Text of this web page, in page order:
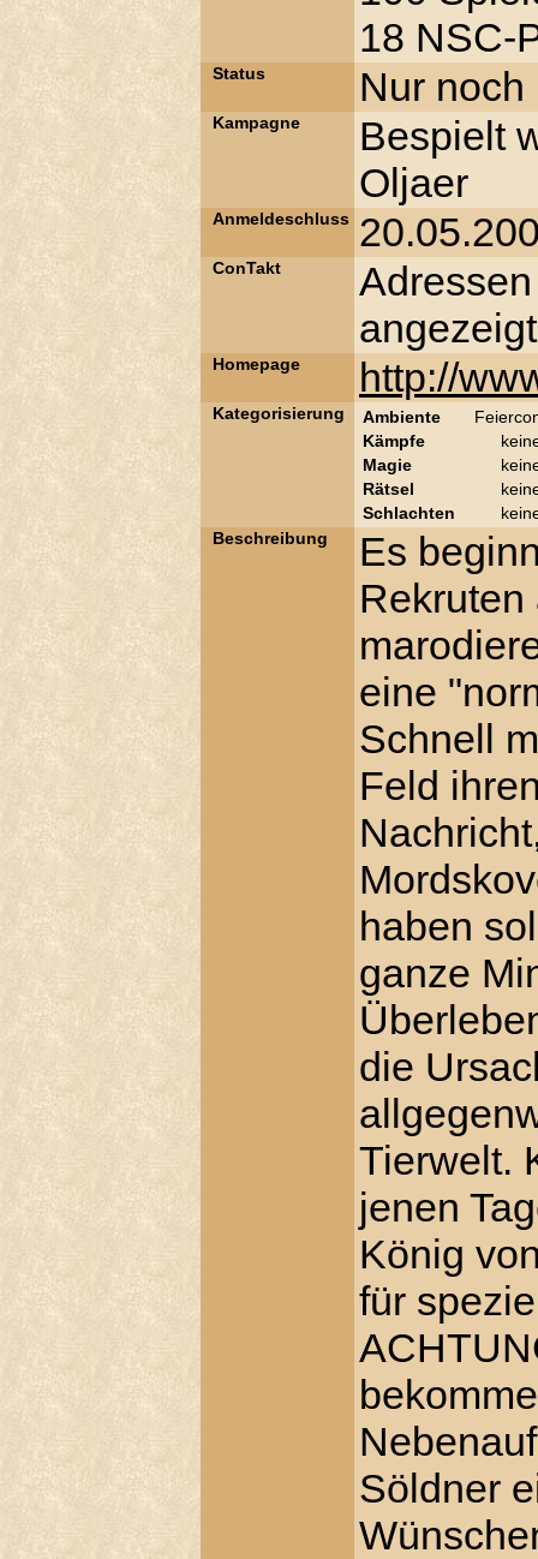
18 NSC-
Status Nur
Kampagne
Bespielt
Oljaer
Anmeldeschluss
ConTakt
angezeigt
Homepage http://
Kategorisierung Ambiente
Kämpfe
Magie
Rätsel
Schlachten
Beschreibung
Es
eine
Schnell
Feld
haben
ganze
die
Tierwelt.
jenen
König
für
Söldner